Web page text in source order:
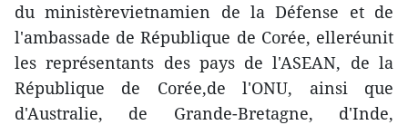
du ministèrevietnamien de la Défense et de
l'ambassade de République de Corée, elleréunit
les représentants des pays de l'ASEAN, de la
République de Corée,de l'ONU, ainsi que
d'Australie, de Grande-Bretagne, d'Inde,